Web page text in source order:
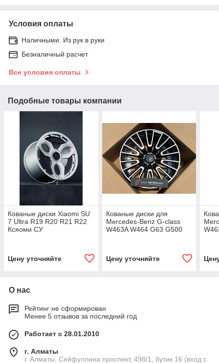
Условия оплаты
Наличными. Из рук в руки
Безналичный расчет
Все условия оплаты
Подобные товары компании
Кованые диски Xiaomi SU
7 Ultra R19 R20 R21 R22
Ксяоми СУ
Цену уточняйте
Кованые диски для
Mercedes-Benz G-class
W463A W464 G63 G500
колеса ковка диск
Цену уточняйте
О нас
Рейтинг не сформирован
Менее 5 отзывов за последний год
Работает с 28.01.2010
г. Алматы
г. Алматы, Сейфуллина проспект, 498/1, бутик 16 (вход с